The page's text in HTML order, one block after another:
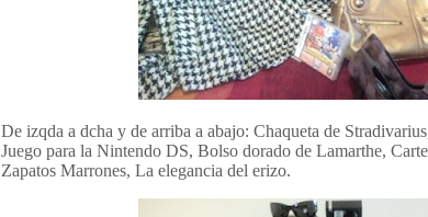
De izqda a dcha y de arriba a abajo: Chaqueta de
Juego para la Nintendo DS, Bolso dorado de Lamarthe,
Zapatos Marrones, La elegancia del erizo.